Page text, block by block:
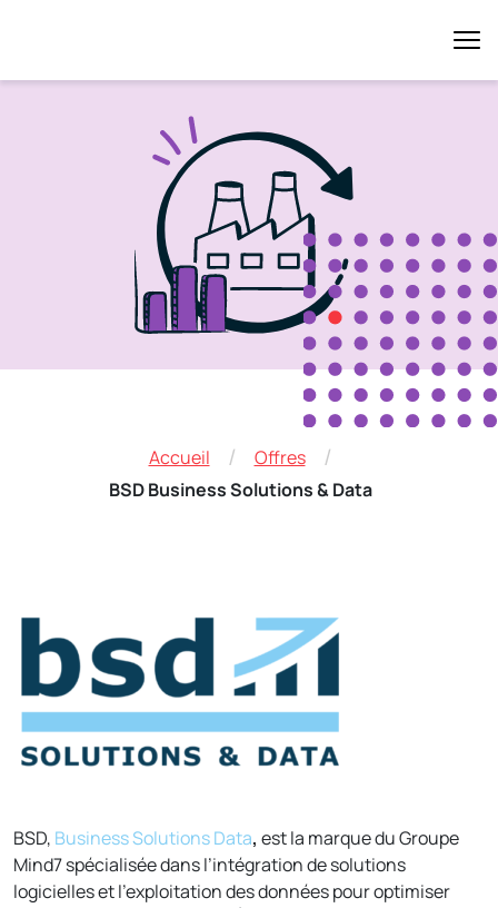
Accueil / Offres /
BSD Business Solutions & Data
BSD, Business Solutions Data, est la marque du Groupe
Mind7 spécialisée dans l’intégration de solutions
logicielles et l’exploitation des données pour optimiser